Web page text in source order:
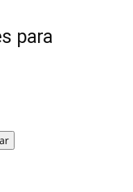
para